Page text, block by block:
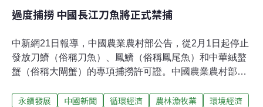
過度捕撈 中國長江刀魚將正式禁捕
中新網21日報導，中國農業農村部公告，從2月1日起停止
發放刀鱭（俗稱刀魚）、鳳鱭（俗稱鳳尾魚）和中華絨螯
蟹（俗稱大閘蟹）的專項捕撈許可證。中國農業農村部今
轉變的原因。長江流域漁政監督管理辦公室主任馬毅表
永續發展 中國新聞 循環經濟 農林漁牧業
環境經濟